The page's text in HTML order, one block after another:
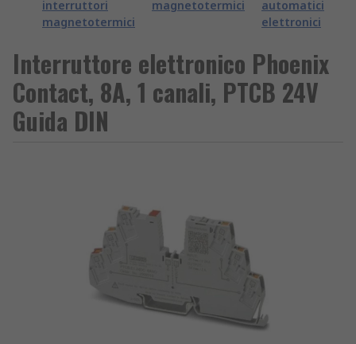
interruttori
magnetotermici
magnetotermici
automatici
elettronici
Interruttore elettronico Phoenix
Contact, 8A, 1 canali, PTCB 24V
Guida DIN